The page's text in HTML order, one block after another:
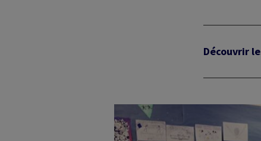
Découvrir
Image